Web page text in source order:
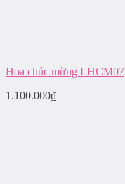
Hoa chúc mừng LHCM07
1.100.000₫